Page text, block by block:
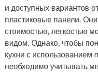
и доступных вариантов
пластиковые панели.
стоимостью, легкостью
видом. Однако, чтобы
кухни с использованием
необходимо учитывать